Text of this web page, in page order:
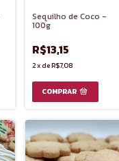
Sequilho de Coco -
100g
R$13,15
2xdeR$7,08